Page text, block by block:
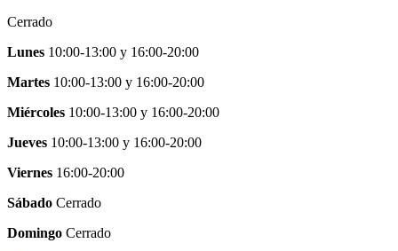
Cerrado
Lunes 10:00-13:00 y 16:00-20:00
Martes 10:00-13:00 y 16:00-20:00
Miércoles 10:00-13:00 y 16:00-20:00
Jueves 10:00-13:00 y 16:00-20:00
Viernes 16:00-20:00
Sábado Cerrado
Domingo Cerrado